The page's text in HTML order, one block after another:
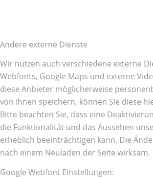
Andere externe Dienste
Wir nutzen auch verschiedene externe
Webfonts, Google Maps und externe
diese Anbieter möglicherweise
von Ihnen speichern, können Sie diese
Bitte beachten Sie, dass eine
die Funktionalität und das Aussehen
erheblich beeinträchtigen kann. Die
nach einem Neuladen der Seite wirksam.
Google Webfont Einstellungen: